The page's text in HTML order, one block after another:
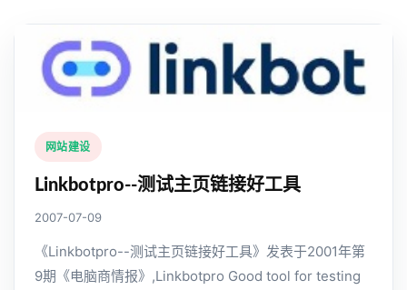
网站建设
Linkbotpro--测试主页链接好工具
2007-07-09
《Linkbotpro--测试主页链接好工具》发表于2001年第
9期《电脑商情报》,Linkbotpro Good tool for testing